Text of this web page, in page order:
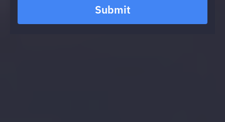
Submit